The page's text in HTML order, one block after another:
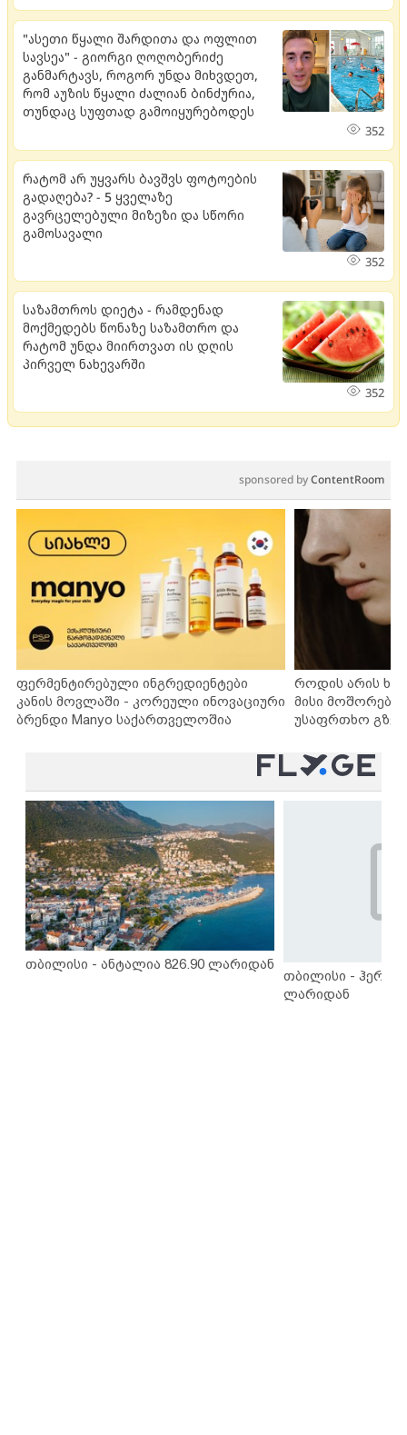
"ასეთი წყალი შარდითა და ოფლით
სავსეა" - გიორგი ღოღობერიძე
განმარტავს, როგორ უნდა მიხვდეთ,
რომ აუზის წყალი ძალიან ბინძურია,
თუნდაც სუფთად გამოიყურებოდეს
352
რატომ არ უყვარს ბავშვს ფოტოების
გადაღება? - 5 ყველაზე
გავრცელებული მიზეზი და სწორი
გამოსავალი
352
საზამთროს დიეტა - რამდენად
მოქმედებს წონაზე საზამთრო და
რატომ უნდა მიირთვათ ის დღის
პირველ ნახევარში
352
sponsored byContentRoom
ფერმენტირებული ინგრედიენტები
კანის მოვლაში - კორეული ინოვაციური
ბრენდი Manyo საქართველოშია
როდის არის
მისი
უსაფრთხო
თბილისი - ანტალია 826.90 ლარიდან
თბილისი -
ლარიდან